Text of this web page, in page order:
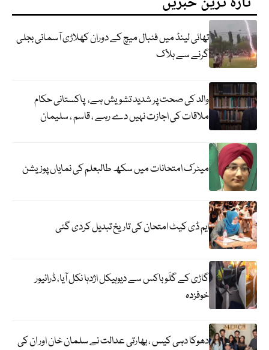
تھائی لینڈ میں فٹبال میچ کے دوران کھلاڑی آسمانی بجلی
گرنے سے ہلاک
والد کی صحت پر شدید تشویش ہے، پاکستانی حکام
ملاقات کی اجازت نہیں دے رہے ، قاسم ، سلیمان
میٹرک امتحانات میں سکھ طالبعلم کی نمایاں پوزیشن
ایم ڈی کیٹ امتحان کی تاریخ تبدیل کردی گئی
گاڑی کے گلَو باکس سے دیوہیکل اژدہا نکل آیا، ڈرائیور
خوفزدہ
دھوکا دہی کیس ، بھارتی عدالت نے سلمان خان اور ان کی